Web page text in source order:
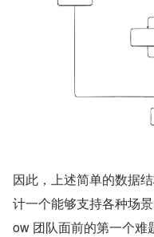
因此，上述简单的数据
计一个能够支持各种场
ow 团队面前的第一个难